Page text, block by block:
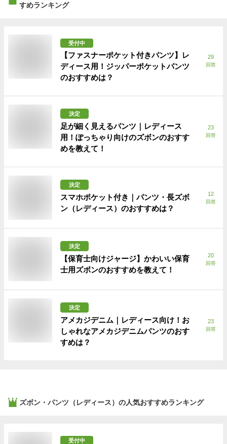
すめランキング
受付中
【ファスナーポケット付きパンツ】レ
ディース用！ジッパーポケットパンツ
のおすすめは？
29
回答
決定
足が細く見えるパンツ｜レディース
用！ぽっちゃり向けのズボンのおすす
めを教えて！
23
回答
決定
スマホポケット付き｜パンツ・長ズボ
ン（レディース）のおすすめは？
12
回答
決定
【保育士向けジャージ】かわいい保育
士用ズボンのおすすめを教えて！
20
回答
決定
アメカジデニム｜レディース向け！お
しゃれなアメカジデニムパンツのおす
すめは？
23
回答
ズボン・パンツ（レディース） の人気おすすめランキング
受付中